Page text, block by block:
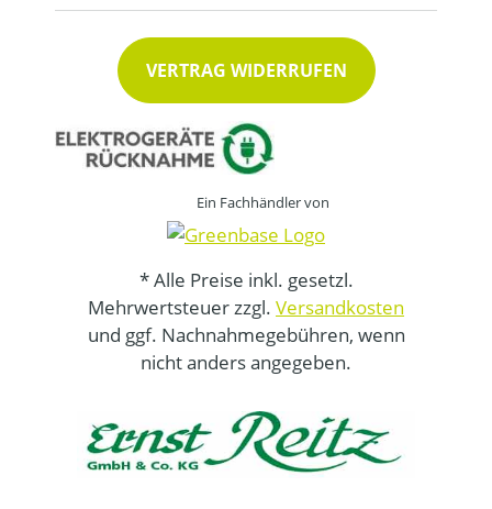
VERTRAG WIDERRUFEN
Ein Fachhändler von
* Alle Preise inkl. gesetzl.
Mehrwertsteuer zzgl. Versandkosten
und ggf. Nachnahmegebühren, wenn
nicht anders angegeben.